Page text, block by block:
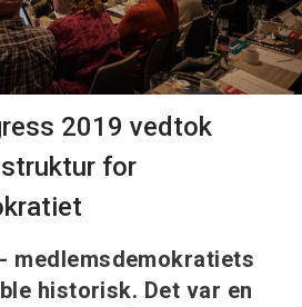
2019 vedtok
for
medlemsdemokratiets
historisk. Det var en